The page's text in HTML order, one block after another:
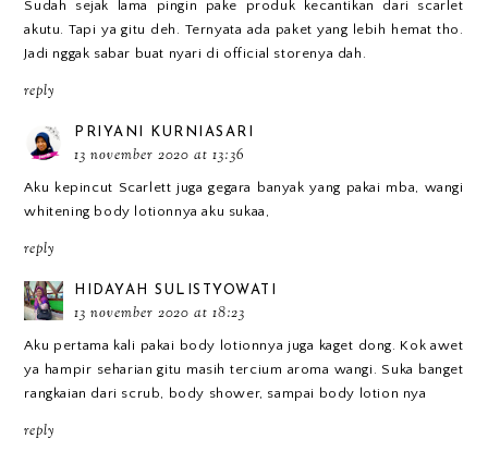
Sudah sejak lama pingin pake produk kecantikan dari scarlet
akutu. Tapi ya gitu deh. Ternyata ada paket yang lebih hemat tho.
Jadi nggak sabar buat nyari di official storenya dah.
reply
PRIYANI KURNIASARI
13 november 2020 at 13:36
Aku kepincut Scarlett juga gegara banyak yang pakai mba, wangi
whitening body lotionnya aku sukaa,
reply
HIDAYAH SULISTYOWATI
13 november 2020 at 18:23
Aku pertama kali pakai body lotionnya juga kaget dong. Kok awet
ya hampir seharian gitu masih tercium aroma wangi. Suka banget
rangkaian dari scrub, body shower, sampai body lotion nya
reply